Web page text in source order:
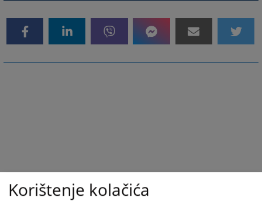
Korištenje kolačića